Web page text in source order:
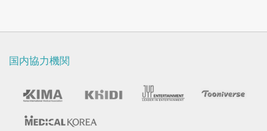
国内協力機関